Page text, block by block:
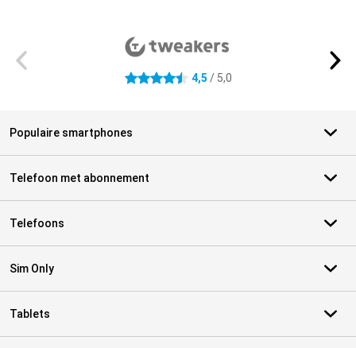
4.5 sterren 4,5 / 5,0
Populaire smartphones
Telefoon met abonnement
Telefoons
Sim Only
Tablets